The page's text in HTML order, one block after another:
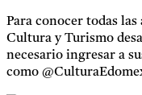
Para conocer todas
Cultura y Turismo
necesario ingresar a
como